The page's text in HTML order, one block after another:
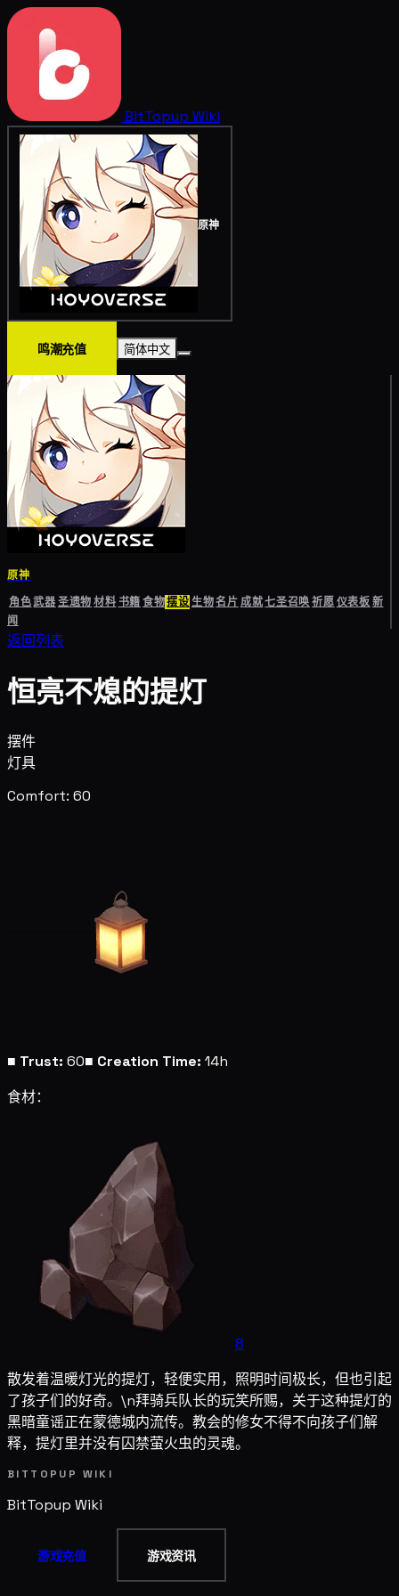
BitTopup Wiki
原神
鸣潮充值 简体中文
原神
角色武器圣遗物材料书籍食物摆设生物名片成就七圣召唤祈愿仪表板新
闻
返回列表
恒亮不熄的提灯
摆件
灯具
Comfort: 60
■ Trust: 60■ Creation Time: 14h
食材：
8
散发着温暖灯光的提灯，轻便实用，照明时间极长，但也引起
了孩子们的好奇。\n拜骑兵队长的玩笑所赐，关于这种提灯的
黑暗童谣正在蒙德城内流传。教会的修女不得不向孩子们解
释，提灯里并没有囚禁萤火虫的灵魂。
BITTOPUP WIKI
BitTopup Wiki
游戏充值 游戏资讯